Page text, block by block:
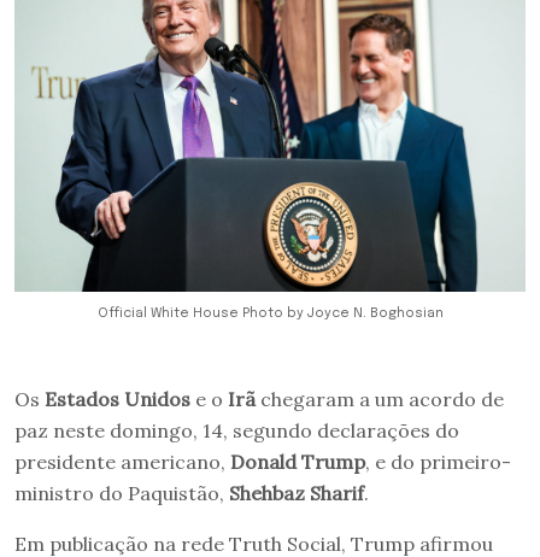
Official White House Photo by Joyce N. Boghosian
Os Estados Unidos e o Irã chegaram a um acordo de
paz neste domingo, 14, segundo declarações do
presidente americano, Donald Trump, e do primeiro-
ministro do Paquistão, Shehbaz Sharif.
Em publicação na rede Truth Social, Trump afirmou